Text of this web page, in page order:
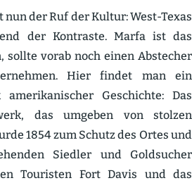
nun der Ruf der Kultur: West-Texas
der Kontraste. Marfa ist das
sollte vorab noch einen Abstecher
Hier findet man ein
Geschichte: Das
das umgeben von stolzen
1854 zum Schutz des Ortes und
Siedler und Goldsucher
Touristen Fort Davis und das